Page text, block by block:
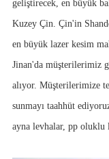
geliştirecek, en büyük
Kuzey Çin. Çin'in
en büyük lazer kesim
Jinan'da müşterilerimiz
alıyor. Müşterilerimize
sunmayı taahhüt
ayna levhalar, pp oluklu